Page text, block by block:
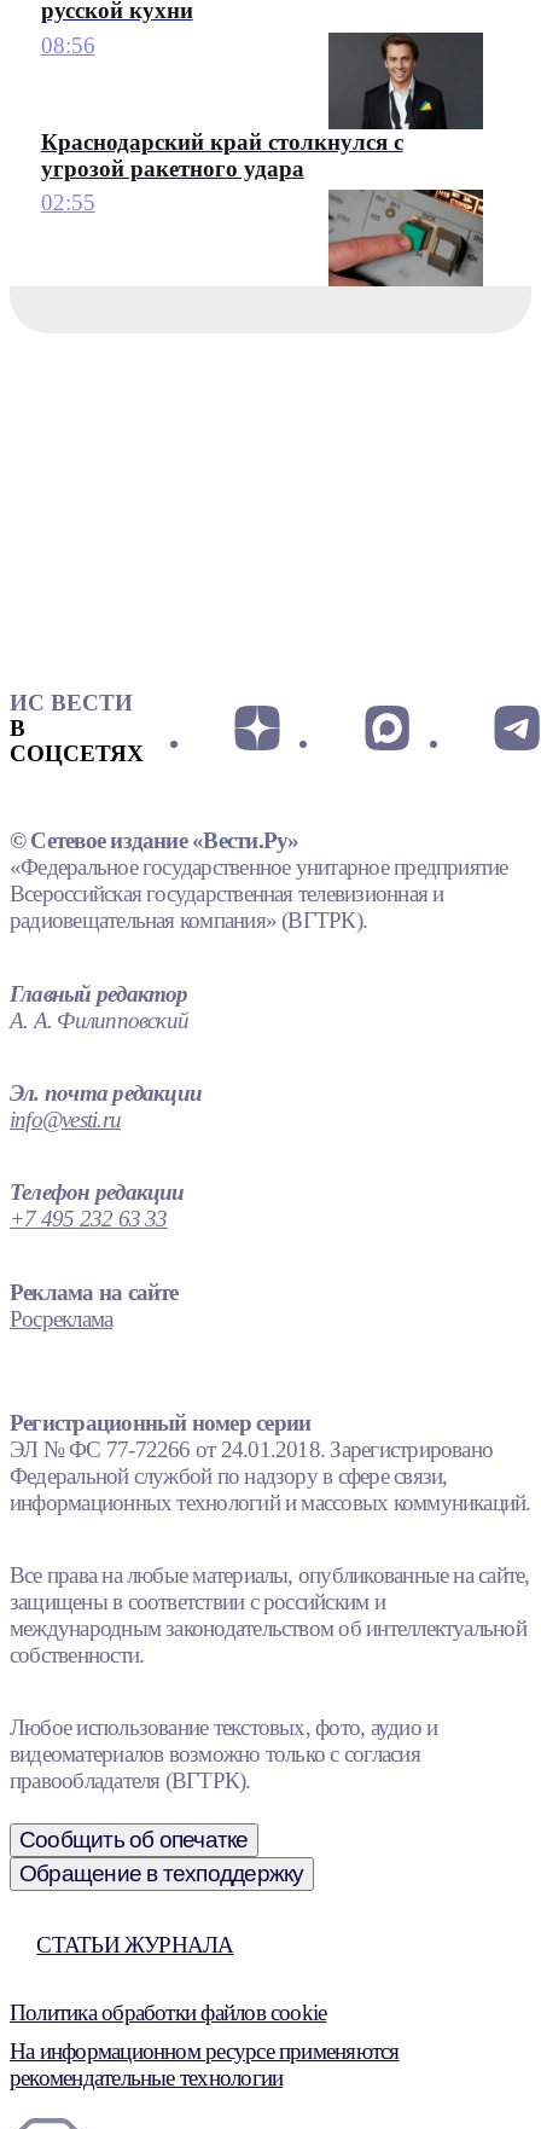
русской кухни
08:56
Краснодарский край столкнулся с
угрозой ракетного удара
02:55
ИС ВЕСТИ
В
СОЦСЕТЯХ
© Сетевое издание «Вести.Ру»
«Федеральное государственное унитарное предприятие
Всероссийская государственная телевизионная и
радиовещательная компания» (ВГТРК).
Главный редактор
А. А. Филипповский
Эл. почта редакции
info@vesti.ru
Телефон редакции
+7 495 232 63 33
Реклама на сайте
Росреклама
Регистрационный номер серии
ЭЛ № ФС 77-72266 от 24.01.2018. Зарегистрировано
Федеральной службой по надзору в сфере связи,
информационных технологий и массовых коммуникаций.
Все права на любые материалы, опубликованные на сайте,
защищены в соответствии с российским и
международным законодательством об интеллектуальной
собственности.
Любое использование текстовых, фото, аудио и
видеоматериалов возможно только с согласия
правообладателя (ВГТРК).
Сообщить об опечатке
Обращение в техподдержку
СТАТЬИ ЖУРНАЛА
Политика обработки файлов cookie
На информационном ресурсе применяются
рекомендательные технологии